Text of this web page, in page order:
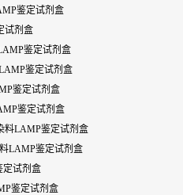
鉴定试剂盒
试剂盒
鉴定试剂盒
LAMP鉴定试剂盒
鉴定试剂盒
鉴定试剂盒
料LAMP鉴定试剂盒
料LAMP鉴定试剂盒
定试剂盒
鉴定试剂盒